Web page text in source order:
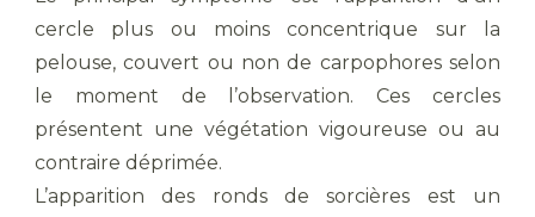
cercle plus ou moins concentrique sur la
pelouse, couvert ou non de carpophores selon
le moment de l’observation. Ces cercles
présentent une végétation vigoureuse ou au
contraire déprimée.
L’apparition des ronds de sorcières est un